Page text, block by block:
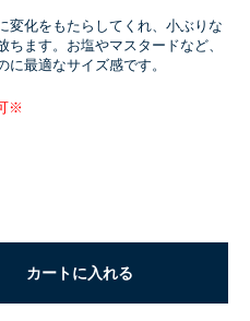
変化をもたらしてくれ、小ぶりな
ます。お塩やマスタードなど、
最適なサイズ感です。
※
カートに入れる